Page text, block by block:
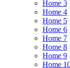
Home 3
Home 4
Home 5
Home 6
Home 7
Home 8
Home 9
Home